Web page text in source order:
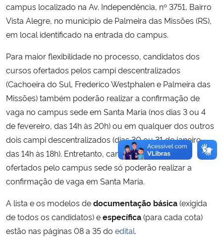
campus localizado na Av. Independência, nº 3751, Bairro
Vista Alegre, no município de Palmeira das Missões (RS),
em local identificado na entrada do campus.
Para maior flexibilidade no processo, candidatos dos
cursos ofertados pelos campi descentralizados
(Cachoeira do Sul, Frederico Westphalen e Palmeira das
Missões) também poderão realizar a confirmação de
vaga no campus sede em Santa Maria (nos dias 3 ou 4
de fevereiro, das 14h às 20h) ou em qualquer dos outros
dois campi descentralizados (dias 30 ou 31 de janeiro,
das 14h às 18h). Entretanto, candidatos dos cursos
ofertados pelo campus sede só poderão realizar a
confirmação de vaga em Santa Maria.
A lista e os modelos dedocumentação básica(exigida
de todos os candidatos) eespecífica(para cada cota)
estão nas páginas 08 a 35 do edital.